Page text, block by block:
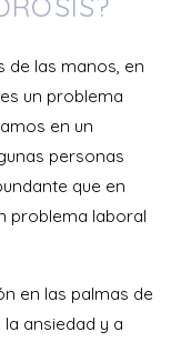
de las manos, en
un problema
en un
personas
que en
problema laboral
en las palmas de
ansiedad y a